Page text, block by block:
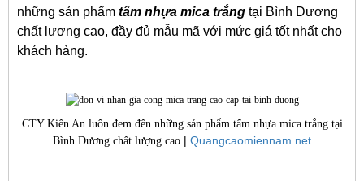
những sản phẩm tấm nhựa mica trắng tại Bình Dương
chất lượng cao, đầy đủ mẫu mã với mức giá tốt nhất cho
khách hàng.
CTY Kiến An luôn đem đến những sản phẩm tấm nhựa mica trắng tại
Bình Dương chất lượng cao | Quangcaomiennam.net